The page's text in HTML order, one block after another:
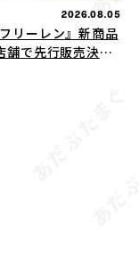
2026.08.05
フリーレン』新商品
舗で先行販売決